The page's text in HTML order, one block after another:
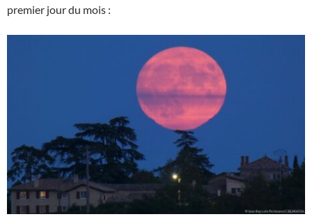
premier jour du mois :